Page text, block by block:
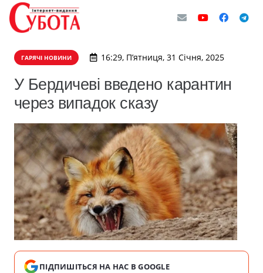
ГАРЯЧІ НОВИНИ 16:29, П’ятниця, 31 Січня, 2025
У Бердичеві введено карантин
через випадок сказу
ПІДПИШІТЬСЯ НА НАС В GOOGLE